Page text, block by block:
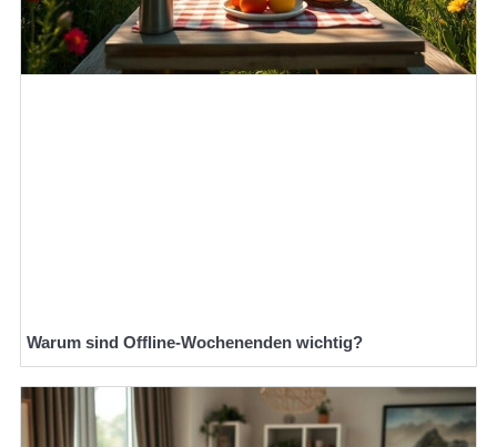
Warum sind Offline-Wochenenden wichtig?